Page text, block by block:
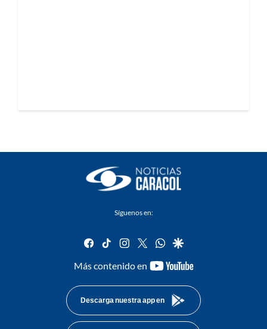
Síguenos en:
facebook
tiktok instagram
twitterwhatsapp
google
Más contenido en
youtube-
Descarga nuestra app en